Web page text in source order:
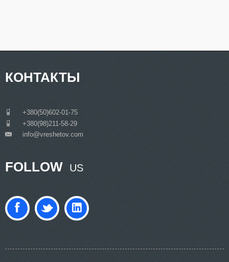
КОНТАКТЫ
+380(50)602-01-75
+380(98)211-58-29
info@vreshetov.com
FOLLOW US